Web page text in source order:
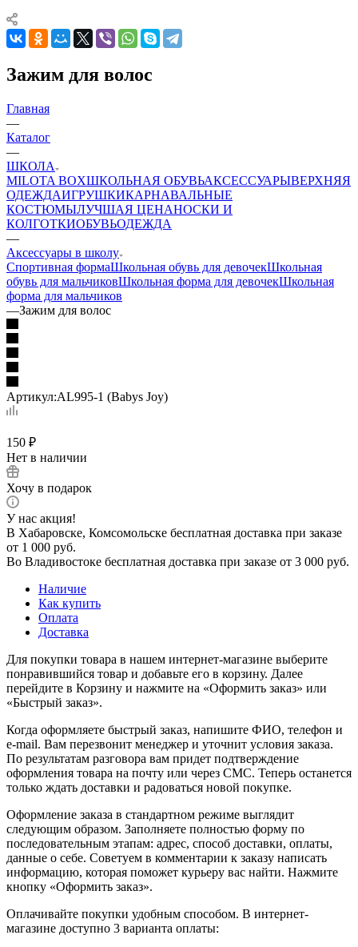
Зажим для волос
Главная
—
Каталог
—
ШКОЛА
MILOTA BOXШКОЛЬНАЯ ОБУВЬАКСЕССУАРЫВЕРХНЯЯ
ОДЕЖДАИГРУШКИКАРНАВАЛЬНЫЕ
КОСТЮМЫЛУЧШАЯ ЦЕНАНОСКИ И
КОЛГОТКИОБУВЬОДЕЖДА
—
Аксессуары в школу
Спортивная формаШкольная обувь для девочекШкольная
обувь для мальчиковШкольная форма для девочекШкольная
форма для мальчиков
—Зажим для волос
Артикул:AL995-1 (Babys Joy)
150 ₽
Нет в наличии
Хочу в подарок
У нас акция!
В Хабаровске, Комсомольске бесплатная доставка при заказе
от 1 000 руб.
Во Владивостоке бесплатная доставка при заказе от 3 000 руб.
Наличие
Как купить
Оплата
Доставка
Для покупки товара в нашем интернет-магазине выберите
понравившийся товар и добавьте его в корзину. Далее
перейдите в Корзину и нажмите на «Оформить заказ» или
«Быстрый заказ».
Когда оформляете быстрый заказ, напишите ФИО, телефон и
e-mail. Вам перезвонит менеджер и уточнит условия заказа.
По результатам разговора вам придет подтверждение
оформления товара на почту или через СМС. Теперь останется
только ждать доставки и радоваться новой покупке.
Оформление заказа в стандартном режиме выглядит
следующим образом. Заполняете полностью форму по
последовательным этапам: адрес, способ доставки, оплаты,
данные о себе. Советуем в комментарии к заказу написать
информацию, которая поможет курьеру вас найти. Нажмите
кнопку «Оформить заказ».
Оплачивайте покупки удобным способом. В интернет-
магазине доступно 3 варианта оплаты: